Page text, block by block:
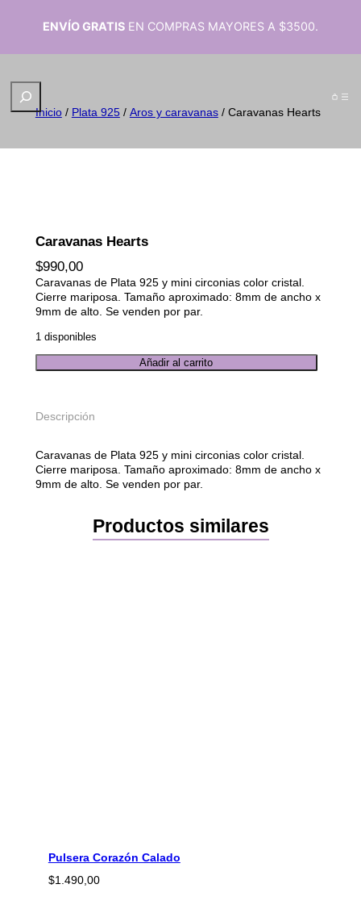
ENVÍO GRATIS EN COMPRAS MAYORES A $3500.
a
Inicio/ Plata 925/ Aros y caravanas/ Caravanas Hearts
Caravanas Hearts
$990,00
Caravanas de Plata 925 y mini circonias color cristal.
Cierre mariposa. Tamaño aproximado: 8mm de ancho x
9mm de alto. Se venden por par.
1 disponibles
a
v
a
s
H
Añadir al carrito
Descripción
Caravanas de Plata 925 y mini circonias color cristal.
Cierre mariposa. Tamaño aproximado: 8mm de ancho x
9mm de alto. Se venden por par.
Productos similares
Pulsera Corazón Calado
$1.490,00